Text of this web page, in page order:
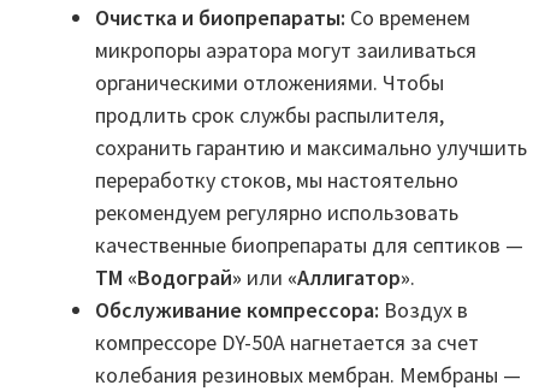
Очистка и биопрепараты: Со временем
микропоры аэратора могут заиливаться
органическими отложениями. Чтобы
продлить срок службы распылителя,
сохранить гарантию и максимально улучшить
переработку стоков, мы настоятельно
рекомендуем регулярно использовать
качественные биопрепараты для септиков —
ТМ «Водограй» или «Аллигатор».
Обслуживание компрессора: Воздух в
компрессоре DY-50А нагнетается за счет
колебания резиновых мембран. Мембраны —